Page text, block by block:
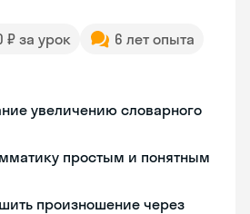
₽ за урок
6 лет опыта
увеличению словарного
простым и понятным
произношение через